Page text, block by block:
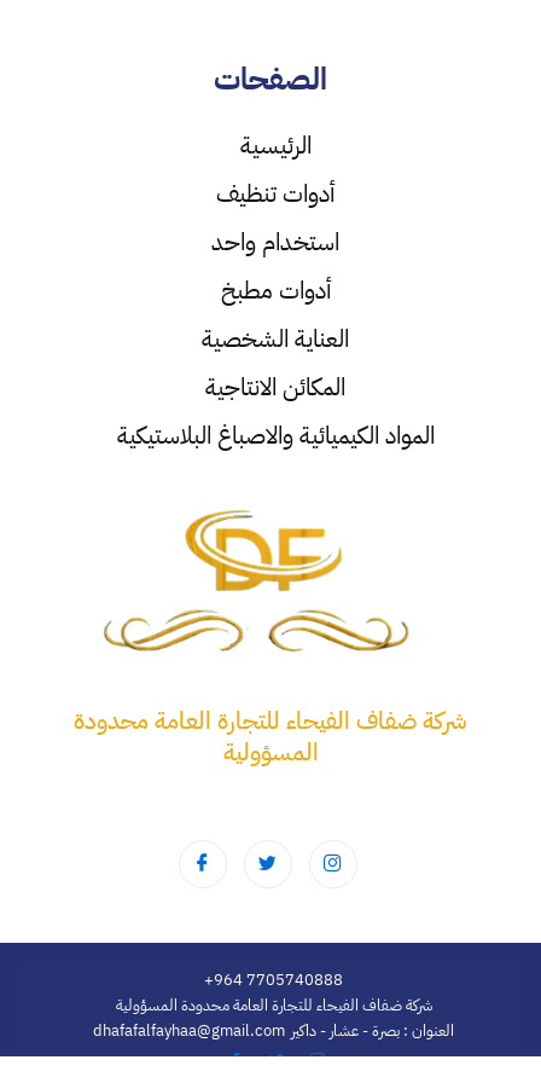
الصفحات
الرئيسية
أدوات تنظيف
استخدام واحد
أدوات مطبخ
العناية الشخصية
المكائن الانتاجية
المواد الكيميائية والاصباغ البلاستيكية
شركة ضفاف الفيحاء للتجارة العامة محدودة
المسؤولية
+964 7705740888
شركة ضفاف الفيحاء للتجارة العامة محدودة المسؤولية
dhafafalfayhaa@gmail.com العنوان : بصرة - عشار - داكير